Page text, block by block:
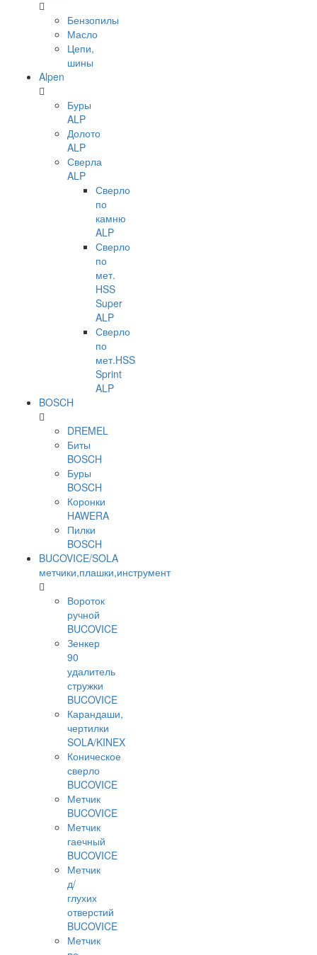
Бензопилы
Масло
Цепи,
шины
Alpen
Буры
ALP
Долото
ALP
Сверла
ALP
Сверло
по
камню
ALP
Сверло
по
мет.
HSS
Super
ALP
Сверло
по
мет.HSS
Sprint
ALP
BOSCH
DREMEL
Биты
BOSCH
Буры
BOSCH
Коронки
HAWERA
Пилки
BOSCH
BUCOVICE/SOLA
метчики,плашки,инструмент
Вороток
ручной
BUCOVICE
Зенкер
90
удалитель
стружки
BUCOVICE
Карандаши,
чертилки
SOLA/KINEX
Коническое
сверло
BUCOVICE
Метчик
BUCOVICE
Метчик
гаечный
BUCOVICE
Метчик
д/
глухих
отверстий
BUCOVICE
Метчик